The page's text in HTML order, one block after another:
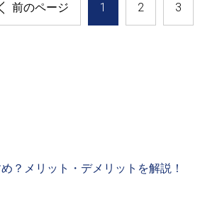
前のページ 1 2 3
？メリット・デメリットを解説！